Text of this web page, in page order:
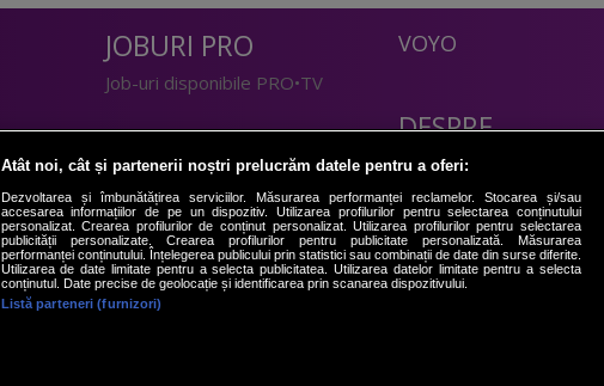
JOBURI PRO
Job-uri disponibile PRO•TV
LIFESTYLE
Doctor de Bine
Acasă
Acasă Gold
Perfecte
DeBarbati
VOYO
DESPRE
Politica Confidentialitate
Contact
Atât noi, cât și partenerii noștri prelucrăm datele pentru a oferi:
Dezvoltarea și îmbunătățirea serviciilor. Măsurarea performanței reclamelor. Stocarea și/sau
accesarea informațiilor de pe un dispozitiv. Utilizarea profilurilor pentru selectarea conținutului
personalizat. Crearea profilurilor de conținut personalizat. Utilizarea profilurilor pentru selectarea
publicității personalizate. Crearea profilurilor pentru publicitate personalizată. Măsurarea
performanței conținutului. Înțelegerea publicului prin statistici sau combinații de date din surse diferite.
Utilizarea de date limitate pentru a selecta publicitatea. Utilizarea datelor limitate pentru a selecta
conținutul. Date precise de geolocație și identificarea prin scanarea dispozitivului.
Listă parteneri (furnizori)